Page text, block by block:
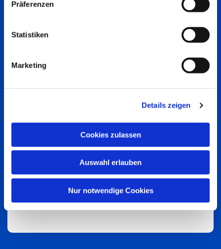
Präferenzen
Statistiken
Marketing
Details zeigen
Cookies zulassen
Auswahl erlauben
Nur notwendige Cookies